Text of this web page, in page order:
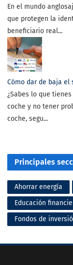
En el mundo
que protegen la
beneficiario real...
Cómo dar de baja el
¿Sabes lo que
coche y no tener
coche, segu...
Principales
Ahorrar energía
Educación
Fondos de